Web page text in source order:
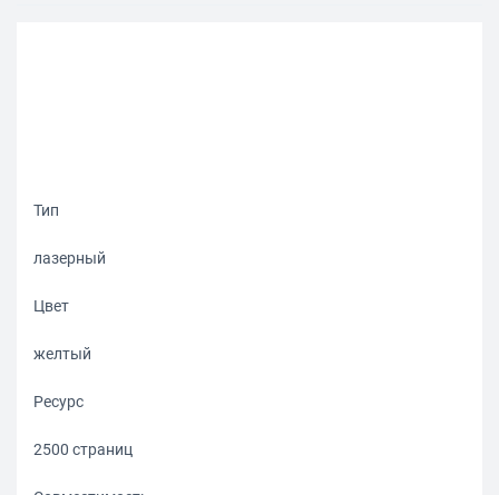
Тип
лазерный
Цвет
желтый
Ресурс
2500 страниц